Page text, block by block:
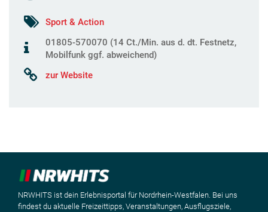
Sport & Action
01805-570070 (14 Ct./Min. aus d. dt. Festnetz,
Mobilfunk ggf. abweichend)
zur Website
NRWHITS ist dein Erlebnisportal für Nordrhein-Westfalen. Bei uns
findest du aktuelle Freizeittipps, Veranstaltungen, Ausflugsziele,